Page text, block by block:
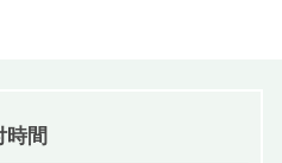
時間